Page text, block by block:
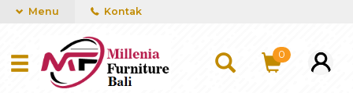
mUCn7CwGawCVTvwq7a99f4AgACOVgZvYEW65FFSDBf0
Menu Kontak
0